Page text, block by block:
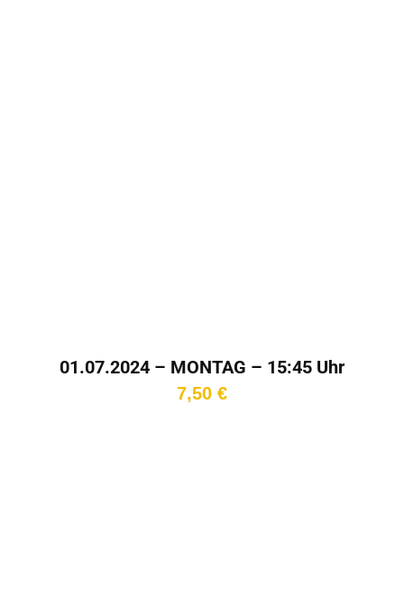
01.07.2024 – MONTAG – 15:45 Uhr
7,50 €